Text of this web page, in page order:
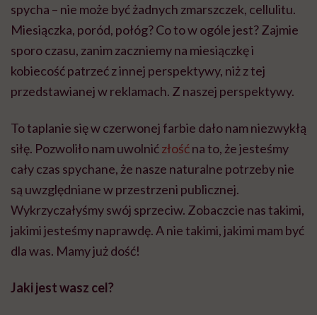
spycha – nie może być żadnych zmarszczek, cellulitu.
Miesiączka, poród, połóg? Co to w ogóle jest? Zajmie
sporo czasu, zanim zaczniemy na miesiączkę i
kobiecość patrzeć z innej perspektywy, niż z tej
przedstawianej w reklamach. Z naszej perspektywy.
To taplanie się w czerwonej farbie dało nam niezwykłą
siłę. Pozwoliło nam uwolnićzłośćna to, że jesteśmy
cały czas spychane, że nasze naturalne potrzeby nie
są uwzględniane w przestrzeni publicznej.
Wykrzyczałyśmy swój sprzeciw. Zobaczcie nas takimi,
jakimi jesteśmy naprawdę. A nie takimi, jakimi mam być
dla was. Mamy już dość!
Jaki jest wasz cel?